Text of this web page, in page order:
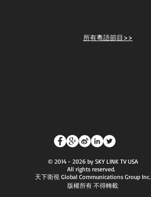
所有粵語節目>>
© 2014 - 2026 by SKY LINK TV USA
All rights reserved.
天下衛視 Global Communications Group Inc.
版權所有 不得轉載